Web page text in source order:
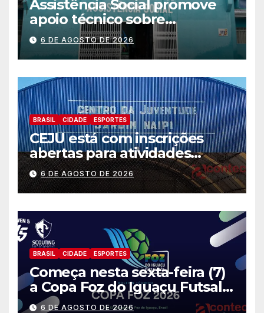
Assistência Social promove
apoio técnico sobre
preparação e resposta a
situações de emergência e
calamidade pública
6 DE AGOSTO DE 2026
BRASIL CIDADE ESPORTES
CEJU está com inscrições
abertas para atividades
gratuitas
6 DE AGOSTO DE 2026
BRASIL CIDADE ESPORTES
Começa nesta sexta-feira (7)
a Copa Foz do Iguaçu Futsal
2026 com equipes de quatro
6 DE AGOSTO DE 2026